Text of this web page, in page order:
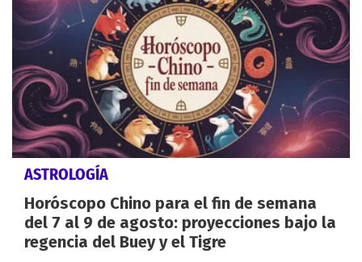
ASTROLOGÍA
Horóscopo Chino para el fin de semana
del 7 al 9 de agosto: proyecciones bajo la
regencia del Buey y el Tigre